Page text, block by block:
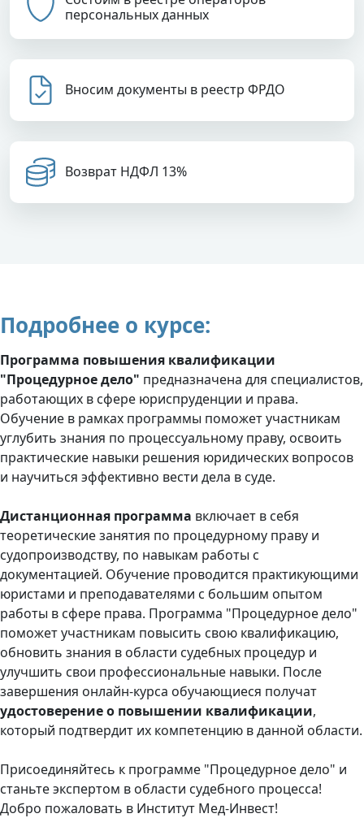
персональных данных
Вносим документы в реестр ФРДО
Возврат НДФЛ 13%
Подробнее о курсе:
Программа повышения квалификации
"Процедурное дело" предназначена для специалистов,
работающих в сфере юриспруденции и права.
Обучение в рамках программы поможет участникам
углубить знания по процессуальному праву, освоить
практические навыки решения юридических вопросов
и научиться эффективно вести дела в суде.
Дистанционная программа включает в себя
теоретические занятия по процедурному праву и
судопроизводству, по навыкам работы с
документацией. Обучение проводится практикующими
юристами и преподавателями с большим опытом
работы в сфере права. Программа "Процедурное дело"
поможет участникам повысить свою квалификацию,
обновить знания в области судебных процедур и
улучшить свои профессиональные навыки. После
завершения онлайн-курса обучающиеся получат
удостоверение о повышении квалификации,
который подтвердит их компетенцию в данной области.
Присоединяйтесь к программе "Процедурное дело" и
станьте экспертом в области судебного процесса!
Добро пожаловать в Институт Мед-Инвест!